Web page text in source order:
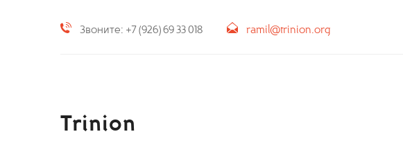
Звоните: +7 (926) 69 33 018 ramil@trinion.org
Trinion